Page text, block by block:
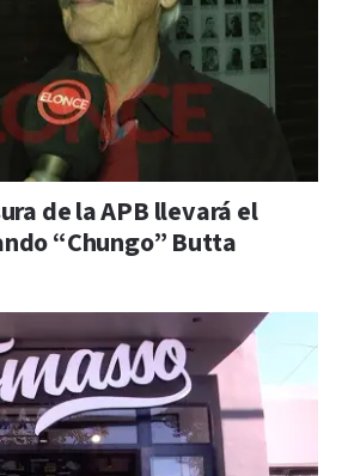
de la APB llevará el
“Chungo” Butta